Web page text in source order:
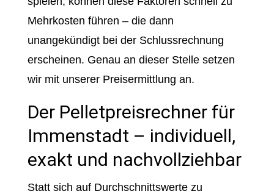
Mehrkosten führen – die dann
unangekündigt bei der Schlussrechnung
erscheinen. Genau an dieser Stelle setzen
wir mit unserer Preisermittlung an.
Der Pelletpreisrechner für
Immenstadt – individuell,
exakt und nachvollziehbar
Statt sich auf Durchschnittswerte zu